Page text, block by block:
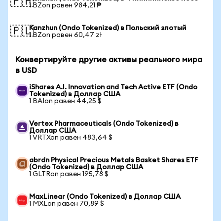
1 BZon равен 984,21 ₱
🇵🇱Kanzhun (Ondo Tokenized) в Польский злотый
1 BZon равен 60,47 zł
Конвертируйте другие активы реального мира
в USD
iShares A.I. Innovation and Tech Active ETF (Ondo
Tokenized) в Доллар США
1 BAIon равен 44,25 $
Vertex Pharmaceuticals (Ondo Tokenized) в
Доллар США
1 VRTXon равен 483,64 $
abrdn Physical Precious Metals Basket Shares ETF
(Ondo Tokenized) в Доллар США
1 GLTRon равен 195,78 $
MaxLinear (Ondo Tokenized) в Доллар США
1 MXLon равен 70,89 $